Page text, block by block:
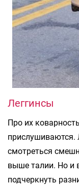
Леггинсы
Про их
прислушиваются.
смотреться
выше талии. Но и
подчеркнуть